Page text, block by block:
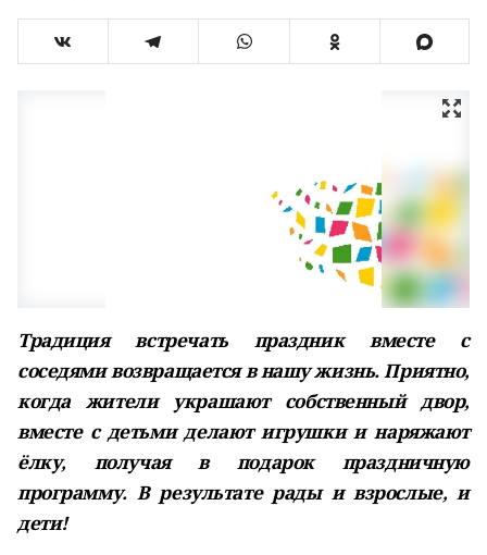
Традиция встречать праздник вместе с
соседями возвращается в нашу жизнь. Приятно,
когда жители украшают собственный двор,
вместе с детьми делают игрушки и наряжают
ёлку, получая в подарок праздничную
программу. В результате рады и взрослые, и
дети!